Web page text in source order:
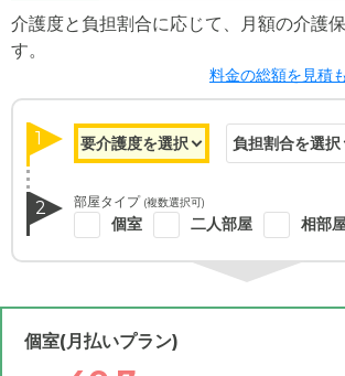
介護度と負担割合に応じて、月額の介護
す。
料金の総額を見積
1
2 部屋タイプ (複数選択可)
個室 二人部屋 相部
個室(月払いプラン)